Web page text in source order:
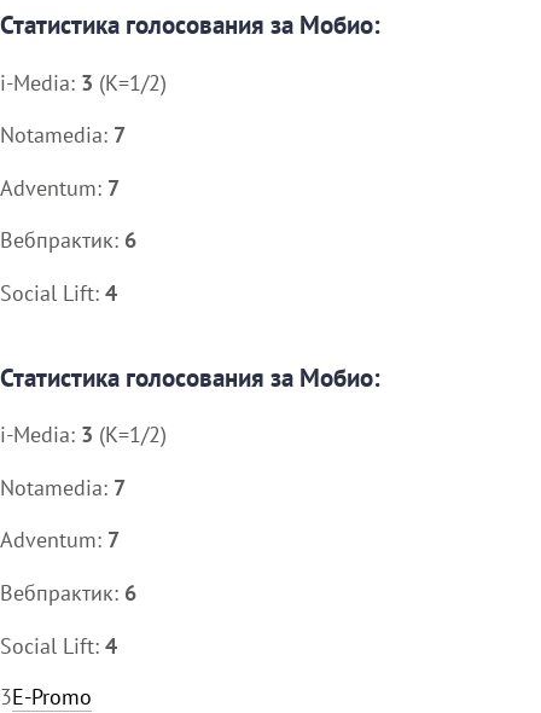
Статистика голосования за Мобио:
i-Media: 3 (K=1/2)
Notamedia: 7
Adventum: 7
Вебпрактик: 6
Social Lift: 4
Статистика голосования за Мобио:
i-Media: 3 (K=1/2)
Notamedia: 7
Adventum: 7
Вебпрактик: 6
Social Lift: 4
3E-Promo